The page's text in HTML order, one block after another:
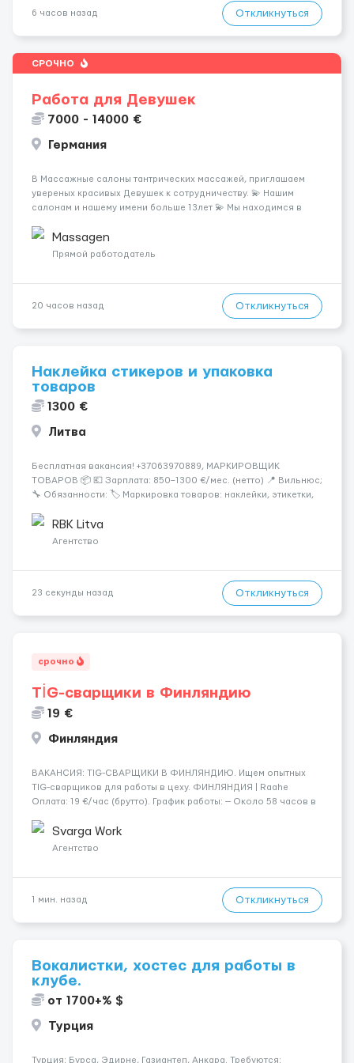
6 часов назад Откликнуться
СРОЧНО
Работа для Девушек
7000 - 14000 €
Германия
В Массажные салоны тантрических массажей, приглашаем
увереных красивых Девушек к сотрудничеству. 💫 Нашим
салонам и нашему имени больше 13лет 💫 Мы находимся в
заработная плата 💚Мы гарантируем Наличие работы. Поток 💝
incall / Out...
Massagen
Прямой работодатель
20 часов назад Откликнуться
Наклейка стикеров и упаковка
товаров
1300 €
Литва
Бесплатная вакансия! +37063970889, МАРКИРОВЩИК
ТОВАРОВ 📦 💶 Зарплата: 850–1300 €/мес. (нетто) 📍 Вильнюс;
🔧 Обязанности: 🏷️ Маркировка товаров: наклейки, этикетки,
косметика и др. 👨‍🏫 Всему обучаем на месте — опы...
RBK Litva
Агентство
23 секунды назад Откликнуться
срочно
TİG-сварщики в Финляндию
19 €
Финляндия
​​ВАКАНСИЯ: TIG-СВАРЩИКИ В ФИНЛЯНДИЮ. Ищем опытных
TIG-сварщиков для работы в цеху. ФИНЛЯНДИЯ | Raahe
Оплата: 19 €/час (брутто). График работы: — Около 58 часов в
переработки. Дата начала: — Как можно скорее....
Svarga Work
Агентство
1 мин. назад Откликнуться
Вокалистки, хостес для работы в
клубе.
от 1700+% $
Турция
Турция: Бурса, Эдирне, Газиантеп, Анкара. Требуются: